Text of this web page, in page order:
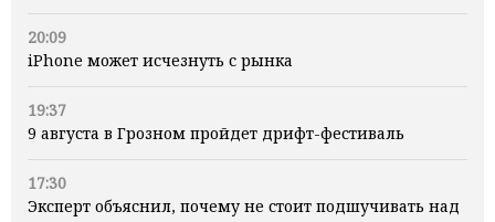
20:09
iPhone может исчезнуть с рынка
19:37
9 августа в Грозном пройдет дрифт-фестиваль
17:30
Эксперт объяснил, почему не стоит подшучивать над